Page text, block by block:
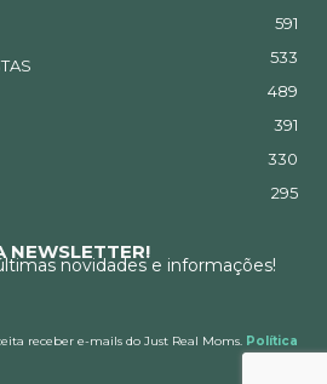
591
533
489
391
330
295
NEWSLETTER!
novidades e informações!
receber e-mails do Just Real Moms. Política